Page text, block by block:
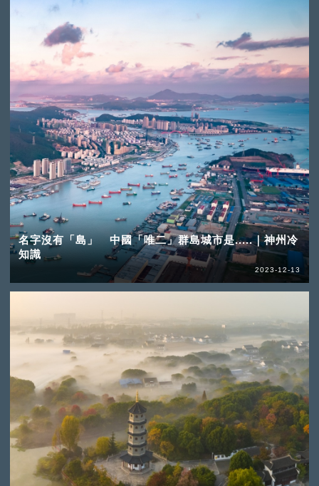
名字沒有「島」 中國「唯二」群島城市是.....｜神州冷
知識
2023-12-13